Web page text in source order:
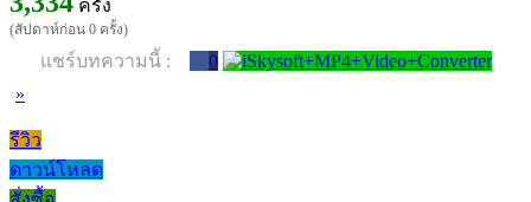
ครั้ง
(สัปดาห์ก่อน 0 ครั้ง)
แชร์บทความนี้ :
0
»
รีวิว
ดาวน์โหลด